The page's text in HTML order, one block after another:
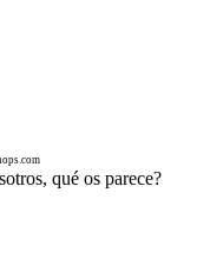
qué os parece?